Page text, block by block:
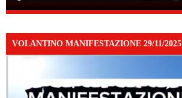
VOLANTINO MANIFESTAZIONE 29/11/2025